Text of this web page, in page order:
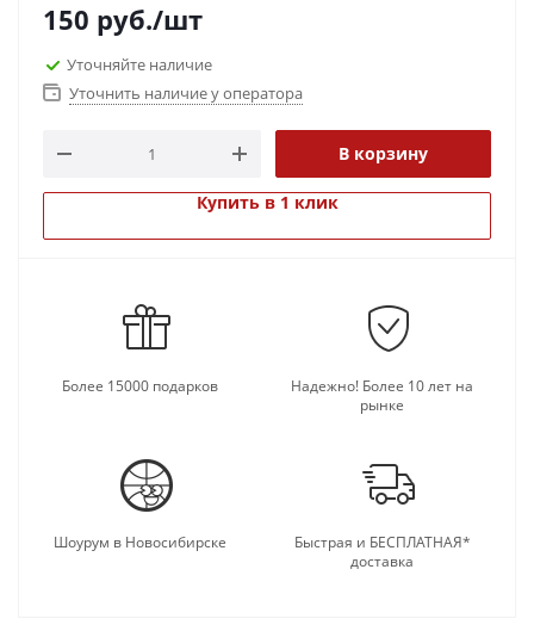
всем уделить внимание и подарить пусть
небольшие, но подарки в знак уважения. В
качестве подарка Вы можете подарить магнитик
150 руб./шт
Уточняйте наличие
Уточнить наличие у оператора
В корзину
Купить в 1 клик
Более 15000 подарков
Надежно! Более 10 лет на
рынке
Шоурум в Новосибирске
Быстрая и БЕСПЛАТНАЯ*
доставка